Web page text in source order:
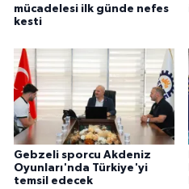
mücadelesi ilk günde nefes
kesti
Gebzeli sporcu Akdeniz
Oyunları'nda Türkiye'yi
temsil edecek